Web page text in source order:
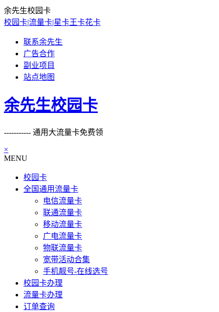
余先生校园卡
校园卡|流量卡|星卡王卡花卡
联系余先生
广告合作
副业项目
站点地图
余先生校园卡
----------- 通用大流量卡免费领
×
MENU
校园卡
全国通用流量卡
电信流量卡
联通流量卡
移动流量卡
广电流量卡
物联流量卡
宽带活动合集
手机靓号-在线选号
校园卡办理
流量卡办理
订单查询